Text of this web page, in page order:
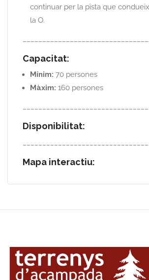
continuar per la pista que
la O.
Capacitat:
Mínim: 70 persones
Màxim: 160 persones
Disponibilitat:
Mapa interactiu: